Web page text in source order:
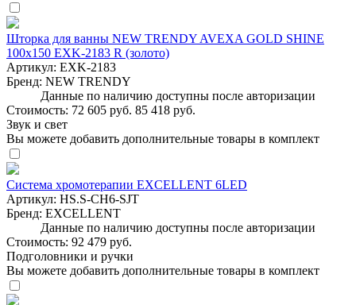
Шторка для ванны NEW TRENDY AVEXA GOLD SHINE
100x150 EXK-2183 R (золото)
Артикул: EXK-2183
Бренд: NEW TRENDY
Данные по наличию доступны после авторизации
Стоимость: 72 605 руб. 85 418 руб.
Звук и свет
Вы можете добавить дополнительные товары в комплект
Система хромотерапии EXCELLENT 6LED
Артикул: HS.S-CH6-SJT
Бренд: EXCELLENT
Данные по наличию доступны после авторизации
Стоимость: 92 479 руб.
Подголовники и ручки
Вы можете добавить дополнительные товары в комплект